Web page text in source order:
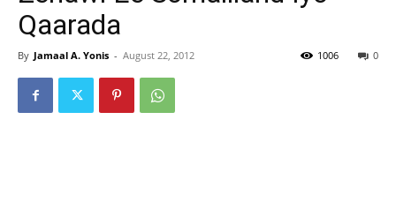
Qaarada
By Jamaal A. Yonis - August 22, 2012 0
1006